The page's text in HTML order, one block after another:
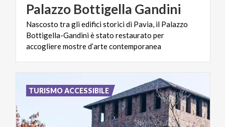
Palazzo Bottigella Gandini
Nascosto tra gli edifici storici di Pavia, il Palazzo
Bottigella-Gandini è stato restaurato per
accogliere mostre d’arte contemporanea
TURISMO ACCESSIBILE